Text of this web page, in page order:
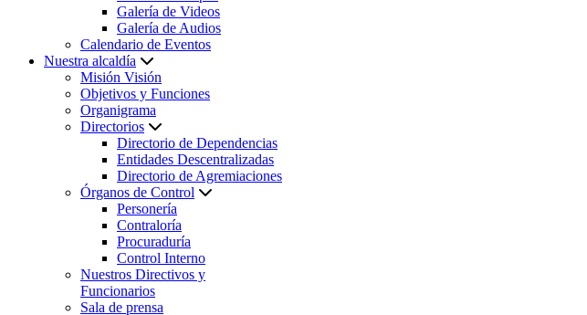
Galería de Videos
Galería de Audios
Calendario de Eventos
Nuestra alcaldía
Misión Visión
Objetivos y Funciones
Organigrama
Directorios
Directorio de Dependencias
Entidades Descentralizadas
Directorio de Agremiaciones
Órganos de Control
Personería
Contraloría
Procuraduría
Control Interno
Nuestros Directivos y
Funcionarios
Sala de prensa